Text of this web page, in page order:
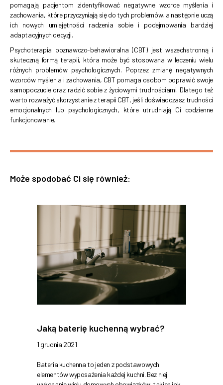
pomagają pacjentom zidentyfikować negatywne wzorce myślenia i
zachowania, które przyczyniają się do tych problemów, a następnie uczą
ich nowych umiejętności radzenia sobie i podejmowania bardziej
adaptacyjnych decyzji.
Psychoterapia poznawczo-behawioralna (CBT) jest wszechstronną i
skuteczną formą terapii, która może być stosowana w leczeniu wielu
różnych problemów psychologicznych. Poprzez zmianę negatywnych
wzorców myślenia i zachowania, CBT pomaga osobom poprawić swoje
samopoczucie oraz radzić sobie z życiowymi trudnościami. Dlatego też
warto rozważyć skorzystanie z terapii CBT, jeśli doświadczasz trudności
emocjonalnych lub psychologicznych, które utrudniają Ci codzienne
funkcjonowanie.
Może spodobać Ci się również:
Jaką baterię kuchenną wybrać?
1 grudnia 2021
Bateria kuchenna to jeden z podstawowych
elementów wyposażenia każdej kuchni. Bez niej